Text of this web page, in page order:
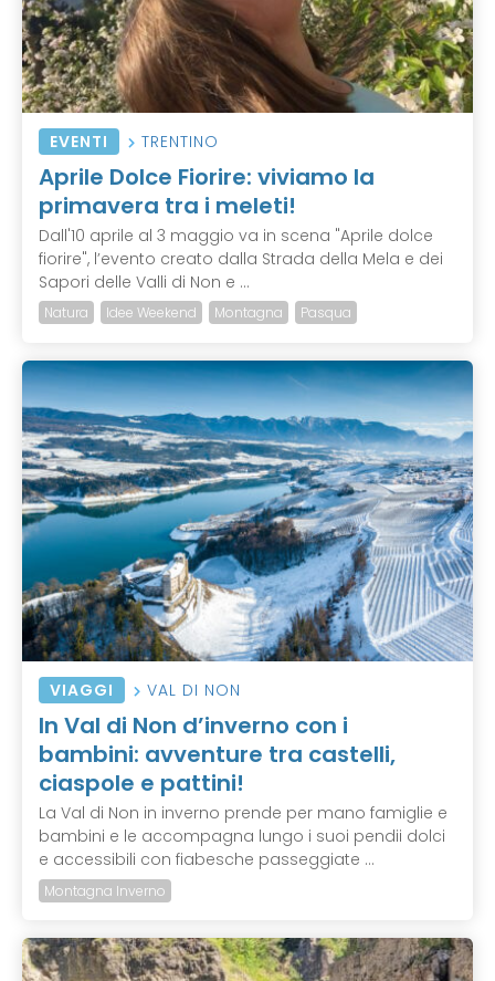
EVENTI TRENTINO
Aprile Dolce Fiorire: viviamo la
primavera tra i meleti!
Dall'10 aprile al 3 maggio va in scena "Aprile dolce
fiorire", l’evento creato dalla Strada della Mela e dei
Sapori delle Valli di Non e ...
Natura Idee Weekend Montagna Pasqua
VIAGGI VAL DI NON
In Val di Non d’inverno con i
bambini: avventure tra castelli,
ciaspole e pattini!
La Val di Non in inverno prende per mano famiglie e
bambini e le accompagna lungo i suoi pendii dolci
e accessibili con fiabesche passeggiate ...
Montagna Inverno